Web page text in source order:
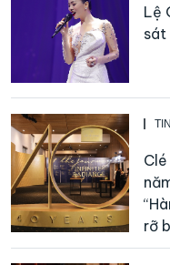
Lệ
sát
rỡ